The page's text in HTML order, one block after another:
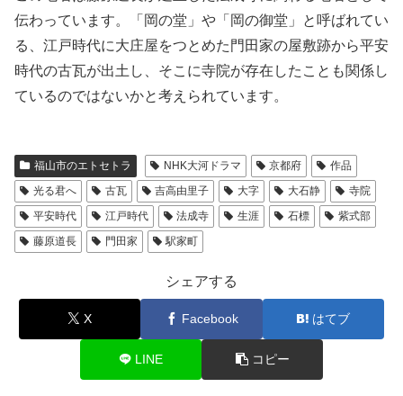
伝わっています。「岡の堂」や「岡の御堂」と呼ばれてい
る、江戸時代に大庄屋をつとめた門田家の屋敷跡から平安
時代の古瓦が出土し、そこに寺院が存在したことも関係し
ているのではないかと考えられています。
福山市のエトセトラ NHK大河ドラマ 京都府
作品
光る君へ
古瓦 吉高由里子 大字 大石静
寺院
平安時代
江戸時代 法成寺 生涯 石標
紫式部
藤原道長
門田家 駅家町
シェアする
X Facebook はてブ
LINE コピー